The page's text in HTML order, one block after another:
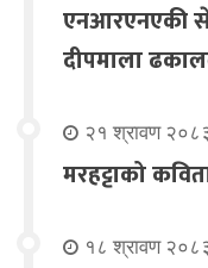
एनआरएनएकी
दीपमाला
२१ श्रावण २०८३,
मरहट्टाको
१८ श्रावण